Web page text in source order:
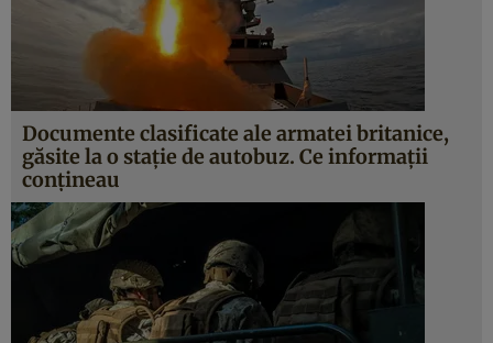
Documente clasificate ale armatei britanice,
găsite la o stație de autobuz. Ce informații
conțineau